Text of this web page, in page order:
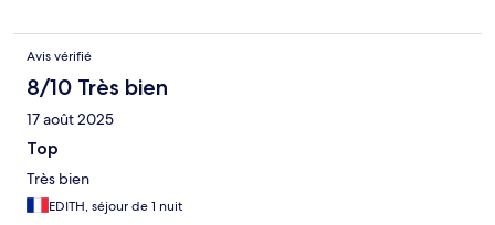
Avis vérifié
8/10 Très bien
17 août 2025
Top
Très bien
EDITH, séjour de 1 nuit